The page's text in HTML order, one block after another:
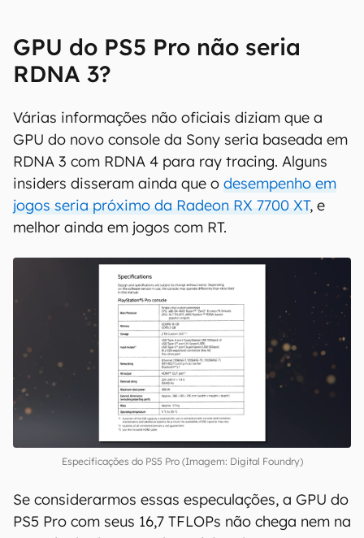
GPU do PS5 Pro não seria
RDNA 3?
Várias informações não oficiais diziam que a
GPU do novo console da Sony seria baseada em
RDNA 3 com RDNA 4 para ray tracing. Alguns
insiders disseram ainda que odesempenho em
jogos seria próximo da Radeon RX 7700 XT
, e
melhor ainda em jogos com RT.